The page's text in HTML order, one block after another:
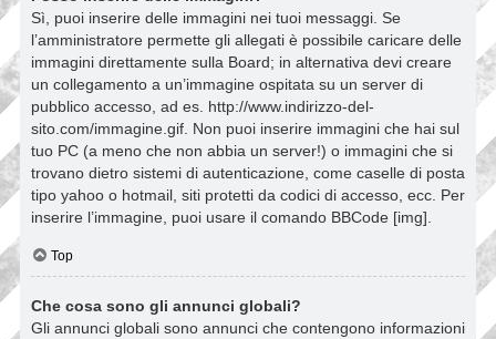
Sì, puoi inserire delle immagini nei tuoi messaggi. Se
l’amministratore permette gli allegati è possibile caricare delle
immagini direttamente sulla Board; in alternativa devi creare
un collegamento a un’immagine ospitata su un server di
pubblico accesso, ad es. http://www.indirizzo-del-
sito.com/immagine.gif. Non puoi inserire immagini che hai sul
tuo PC (a meno che non abbia un server!) o immagini che si
trovano dietro sistemi di autenticazione, come caselle di posta
tipo yahoo o hotmail, siti protetti da codici di accesso, ecc. Per
inserire l’immagine, puoi usare il comando BBCode [img].
Top
Che cosa sono gli annunci globali?
Gli annunci globali sono annunci che contengono informazioni